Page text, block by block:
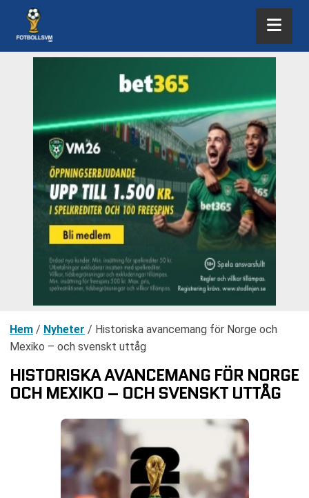
Hem / Nyheter / Historiska avancemang för Norge och
Mexiko – och svenskt uttåg
HISTORISKA AVANCEMANG FÖR NORGE
OCH MEXIKO – OCH SVENSKT UTTÅG